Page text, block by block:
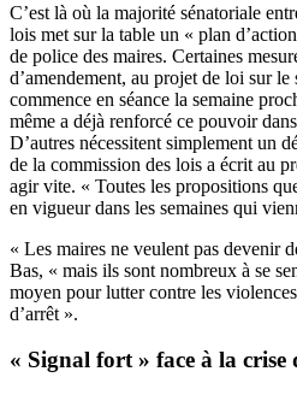
C’est là où la majorité sénatoriale
lois met sur la table un « plan
de police des maires. Certaines
d’amendement, au projet de loi sur le
commence en séance la semaine
même a déjà renforcé ce pouvoir
D’autres nécessitent simplement un
de la commission des lois a écrit au
agir vite. « Toutes les propositions
en vigueur dans les semaines qui
« Les maires ne veulent pas devenir
Bas, « mais ils sont nombreux à se
moyen pour lutter contre les
d’arrêt ».
« Signal fort » face à la crise